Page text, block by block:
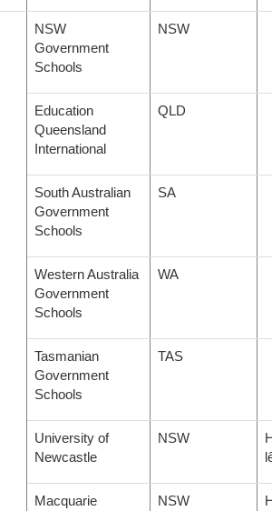
NSW
Government
Schools
NSW
Education
Queensland
International
QLD
South Australian
Government
Schools
SA
Western Australia
Government
Schools
WA
Tasmanian
Government
Schools
TAS
University of
Newcastle
NSW
Macquarie
NSW